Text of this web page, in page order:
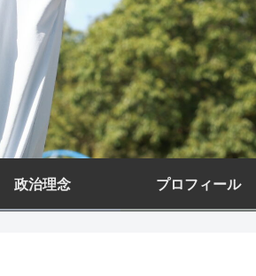
政治理念 プロフィール